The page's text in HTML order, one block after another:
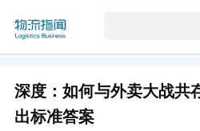
深度：如何与外卖大战共
出标准答案